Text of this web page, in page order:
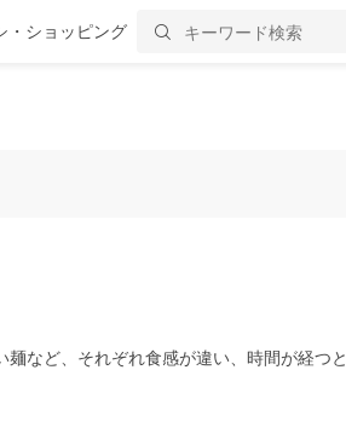
・ショッピング
など、それぞれ食感が違い、時間が経つと